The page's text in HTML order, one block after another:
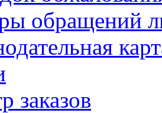
обращений
заказов